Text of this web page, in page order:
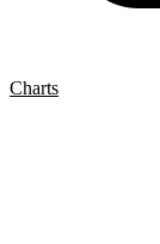
Charts